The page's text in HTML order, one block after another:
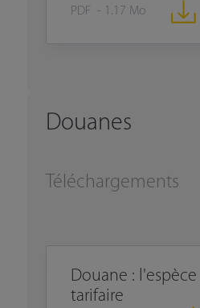
PDF - 1.17 Mo
Douanes
Téléchargements
Douane : l'espèce
tarifaire